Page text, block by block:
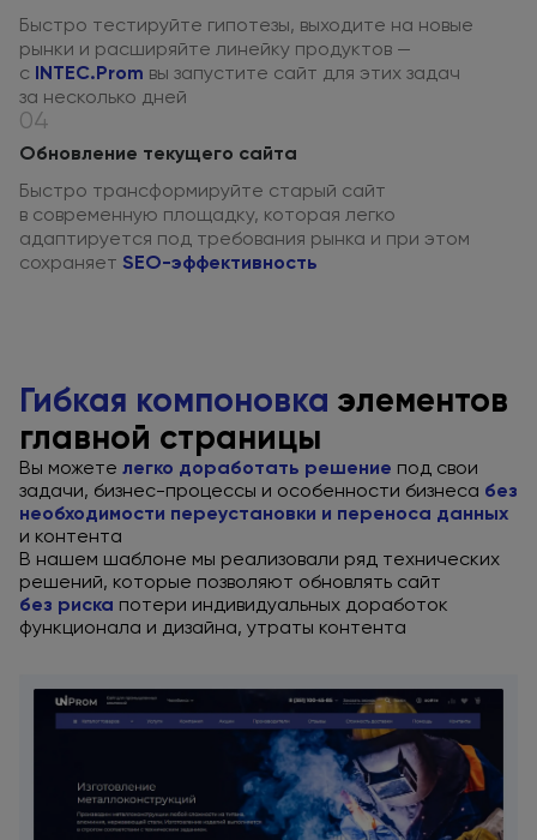
Быстро тестируйте гипотезы, выходите на новые
рынки и расширяйте линейку продуктов —
с INTEC.Prom вы запустите сайт для этих задач
за несколько дней
04
Обновление текущего сайта
Быстро трансформируйте старый сайт
в современную площадку, которая легко
адаптируется под требования рынка и при этом
сохраняет SEO-эффективность
Гибкая компоновка элементов
главной страницы
Вы можете легко доработать решение под свои
задачи, бизнес-процессы и особенности бизнеса без
необходимости переустановки и переноса данных
и контента
В нашем шаблоне мы реализовали ряд технических
решений, которые позволяют обновлять сайт
без риска потери индивидуальных доработок
функционала и дизайна, утраты контента